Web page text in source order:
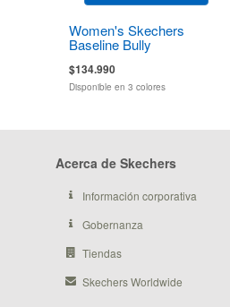
Women's Skechers
Baseline Bully
$134.990
Disponible en 3 colores
Acerca de Skechers
Información corporativa
Gobernanza
Tiendas
Skechers Worldwide